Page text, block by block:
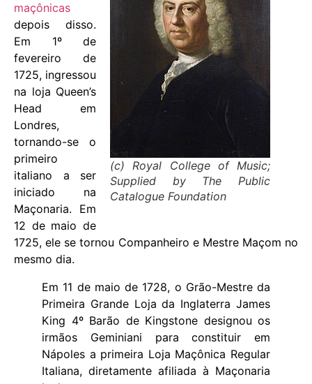
(c) Royal College of Music;
Supplied by The Public
Catalogue Foundation
maçônicas
depois disso.
Em 1º de
fevereiro de
1725, ingressou
na loja Queen’s
Head em
Londres,
tornando-se o
primeiro
italiano a ser
iniciado na
Maçonaria. Em
12 de maio de
1725, ele se tornou Companheiro e Mestre Maçom no
mesmo dia.
Em 11 de maio de 1728, o Grão-Mestre da
Primeira Grande Loja da Inglaterra James
King 4º Barão de Kingstone designou os
irmãos Geminiani para constituir em
Nápoles a primeira Loja Maçônica Regular
Italiana, diretamente afiliada à Maçonaria